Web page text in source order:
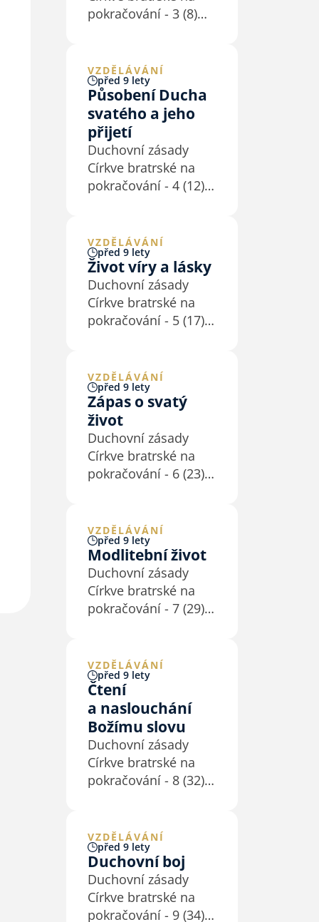
pokračování - 3 (8)
začátku do konce
přivlastňuje Kristovo
dílo a Pána Ježíše
samotného (Ř 8,1n;
1K 6,11; 2K 3,17n).
Duch svatý, třetí
osoba trojjediného
Boha, Bůh…
VZDĚLÁVÁNÍ
před 9 lety
Působení Ducha
svatého a jeho
přijetí
Duchovní zásady
Církve bratrské na
pokračování - 4 (12)
z duchovního
probuzení, Církev
bratrská byla vždy
otevřena působení
Ducha svatého
a různým způsobům
VZDĚLÁVÁNÍ
před 9 lety
Život víry a lásky
Duchovní zásady
Církve bratrské na
pokračování - 5 (17)
život skrze osobní
vztah s Bohem, tedy
především
přijímáním Božího
slova a modlitbou
(1Te 5,17; Ko 3,16;
1Pt 2,2). Proto se
VZDĚLÁVÁNÍ
před 9 lety
Zápas o svatý
život
Duchovní zásady
Církve bratrské na
pokračování - 6 (23)
vděčně hlásíme,
rozlišovala mezi
svými členy tři
stupně duchovní
zralosti: počínající,
prospívající
nesoucí).…
VZDĚLÁVÁNÍ
před 9 lety
Modlitební život
Duchovní zásady
Církve bratrské na
pokračování - 7 (29)
Proto na ni klademe
velký důraz.
Modlitební život
považujeme za
důležitý projev
duchovního života
našich členů i sborů.
(30) Věříme, že Bůh
VZDĚLÁVÁNÍ
před 9 lety
Čtení
a naslouchání
Božímu slovu
Duchovní zásady
Církve bratrské na
pokračování - 8 (32)
našeho posvěcení
i naslouchání slovu
Pána Ježíše a jeho
přikázáním ve
společenství církve
VZDĚLÁVÁNÍ
před 9 lety
Duchovní boj
Duchovní zásady
Církve bratrské na
pokračování - 9 (34)